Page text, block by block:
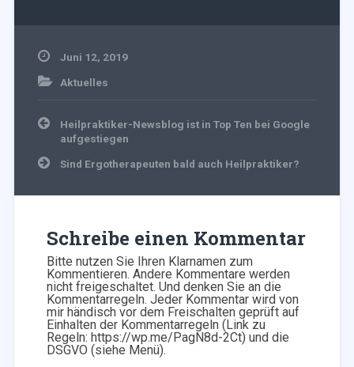
Juni 12, 2019
Aktuelles
Beitragsnavigation
Heilpraktiker-Newsblog ist in Top Ten bei Google
aufgestiegen
Sind Ergotherapeuten bald auch Heilpraktiker?
Schreibe einen Kommentar
Bitte nutzen Sie Ihren Klarnamen zum
Kommentieren. Andere Kommentare werden
nicht freigeschaltet. Und denken Sie an die
Kommentarregeln. Jeder Kommentar wird von
mir händisch vor dem Freischalten geprüft auf
Einhalten der Kommentarregeln (Link zu
Regeln: https://wp.me/PagN8d-2Ct) und die
DSGVO (siehe Menü).